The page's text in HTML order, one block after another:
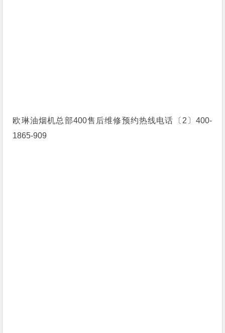
欧琳油烟机总部400售后维修预约热线电话〔2〕400-
1865-909